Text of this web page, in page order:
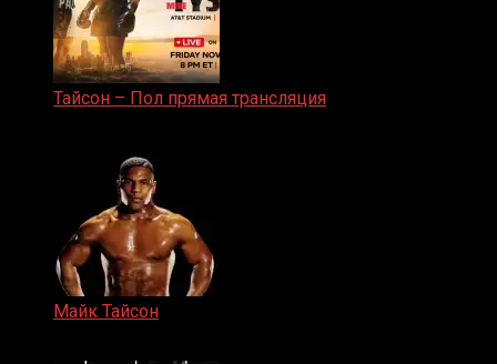
Тайсон – Пол прямая трансляция
Майк Тайсон